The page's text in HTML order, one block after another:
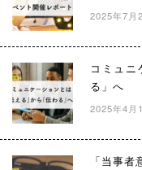
2025年7月
コミュ
る」へ
2025年4月
「当事